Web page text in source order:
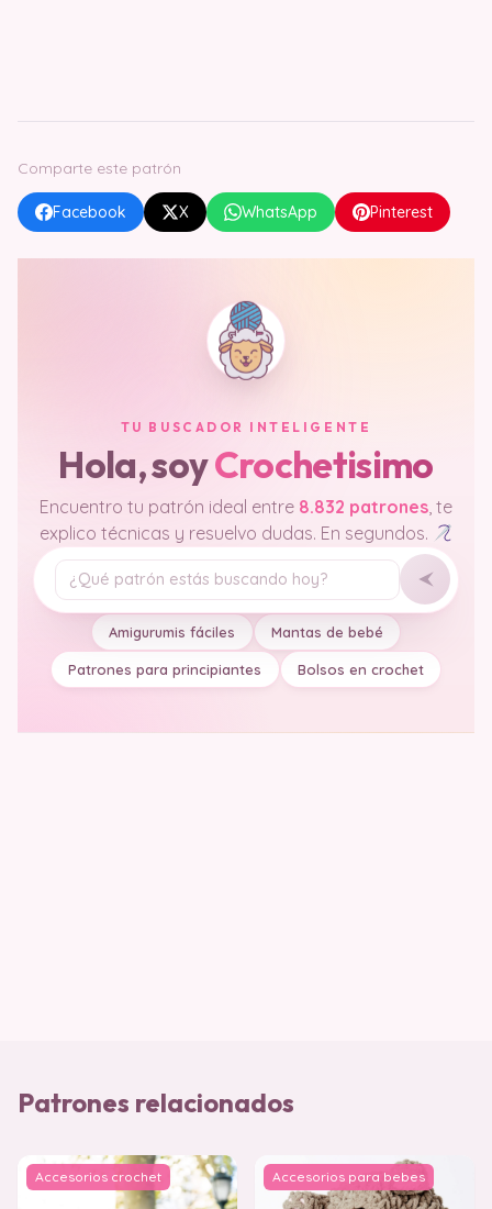
Comparte este patrón
Facebook X WhatsApp Pinterest
TU BUSCADOR INTELIGENTE
Hola, soyCrochetisimo
Encuentro tu patrón ideal entre 8.832 patrones, te
explico técnicas y resuelvo dudas. En segundos.
Tu pregunta
Amigurumis fáciles Mantas de bebé
Patrones para principiantes Bolsos en crochet
Patrones relacionados
Accesorios crochet Accesorios para bebes